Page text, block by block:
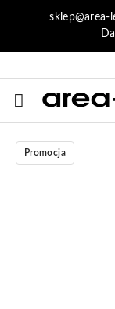
Przejdź do
Przejdź do
Przejdź do
Przejdź do
Przejdź do
Przejdź do
Promocja